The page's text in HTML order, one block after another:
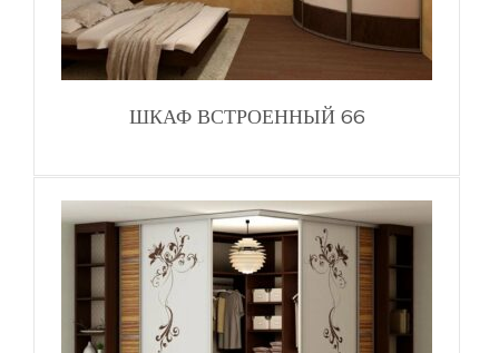
ШКАФ ВСТРОЕННЫЙ 66